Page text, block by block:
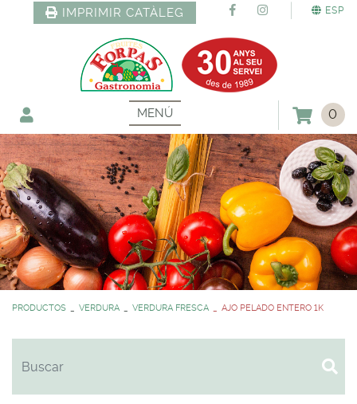
ESP
IMPRIMIR CATÀLEG
MENÚ 0
PRODUCTOS VERDURA VERDURA FRESCA AJO PELADO ENTERO 1K